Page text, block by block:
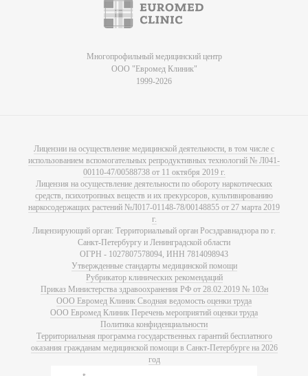
Многопрофильный медицинский центр
ООО "Евромед Клиник"
1999-2026
Лицензии на осуществление медицинской деятельности, в том числе с
использованием вспомогательных репродуктивных технологий № Л041-
00110-47/00588738 от 11 октября 2019 г.
Лицензия на осуществление деятельности по обороту наркотических
средств, психотропных веществ и их прекурсоров, культивированию
наркосодержащих растений №Л017-01148-78/00148855 от 27 марта 2019
г.
Лицензирующий орган: Территориальный орган Росздравнадзора по г.
Санкт-Петербургу и Ленинградской области
ОГРН - 1027807578094, ИНН 7814098943
Утвержденные стандарты медицинской помощи
Рубрикатор клинических рекомендаций
Приказ Министерства здравоохранения РФ от 28.02.2019 № 103н
ООО Евромед Клиник Сводная ведомость оценки труда
ООО Евромед Клиник Перечень мероприятий оценки труда
Политика конфиденциальности
Территориальная программа государственных гарантий бесплатного
оказания гражданам медицинской помощи в Санкт-Петербурге на 2026
год